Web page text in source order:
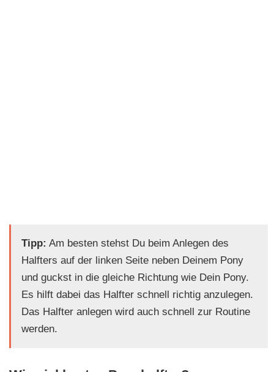
Tipp: Am besten stehst Du beim Anlegen des
Halfters auf der linken Seite neben Deinem Pony
und guckst in die gleiche Richtung wie Dein Pony.
Es hilft dabei das Halfter schnell richtig anzulegen.
Das Halfter anlegen wird auch schnell zur Routine
werden.